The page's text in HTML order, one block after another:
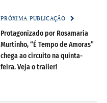
PRÓXIMA PUBLICAÇÃO
Protagonizado por Rosamaria
Murtinho, “É Tempo de Amoras”
chega ao circuito na quinta-
feira. Veja o trailer!